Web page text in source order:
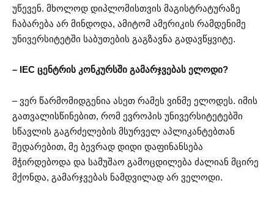
უწევენ. მხოლოდ დიპლომისთვის მაგისტრატურაზე
ჩაბარება არ მინდოდა, ამიტომ ამერიკის რამდენიმე
უნივერსიტეტში საბუთების გაგზავნა გადავწყვიტე.
– IEC ცენტრის კონკურსში გამარჯვებას ელოდი?
– ვერ წარმომიდგენია ასეთ რამეს ვინმე ელოდეს. იმის
გათვალისწინებით, რომ ევროპის უნივერსიტეტებში
სწავლის გაგრძელების მსურველ აპლიკანტებთან
შედარებით, მე ბევრად დიდი დაფინანსება
მჭირდებოდა და სამუშაო გამოცდილება ძალიან მცირე
მქონდა, გამარჯვებას ნამდვილად არ ველოდი.